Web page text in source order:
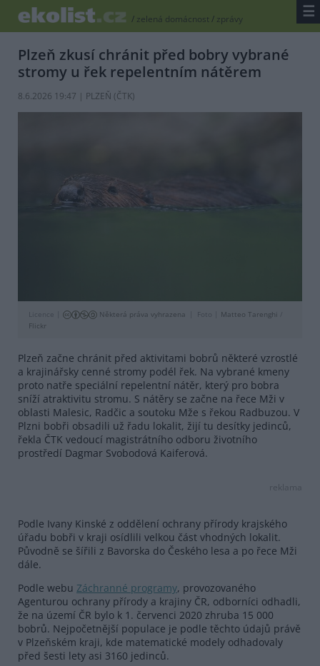
/ zelená domácnost/ zprávy ☰
Plzeň zkusí chránit před bobry vybrané
stromy u řek repelentním nátěrem
8.6.2026 19:47 | PLZEŇ (ČTK)
Licence | Některá práva vyhrazena Foto | Matteo Tarenghi
Flickr
Plzeň začne chránit před aktivitami bobrů některé vzrostlé
a krajinářsky cenné stromy podél řek. Na vybrané kmeny
proto natře speciální repelentní nátěr, který pro bobra
sníží atraktivitu stromu. S nátěry se začne na řece Mži v
oblasti Malesic, Radčic a soutoku Mže s řekou Radbuzou. V
Plzni bobři obsadili už řadu lokalit, žijí tu desítky jedinců,
řekla ČTK vedoucí magistrátního odboru životního
prostředí Dagmar Svobodová Kaiferová.
reklama
Podle Ivany Kinské z oddělení ochrany přírody krajského
úřadu bobři v kraji osídlili velkou část vhodných lokalit.
Původně se šířili z Bavorska do Českého lesa a po řece Mži
dále.
Podle webu Záchranné programy, provozovaného
Agenturou ochrany přírody a krajiny ČR, odborníci odhadli,
že na území ČR bylo k 1. červenci 2020 zhruba 15 000
bobrů. Nejpočetnější populace je podle těchto údajů právě
v Plzeňském kraji, kde matematické modely odhadovaly
před šesti lety asi 3160 jedinců.